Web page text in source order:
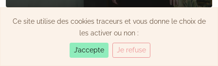
Ce site utilise des cookies traceurs et vous donne le choix de
les activer ou non :
J’accepte Je refuse